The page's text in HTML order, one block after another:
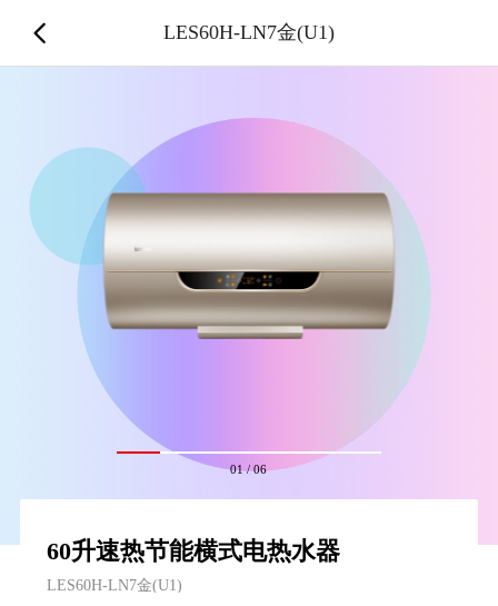
01/06
60升速热节能横式电热水器
LES60H-LN7金(U1)
LES60H-LN7金(U1)